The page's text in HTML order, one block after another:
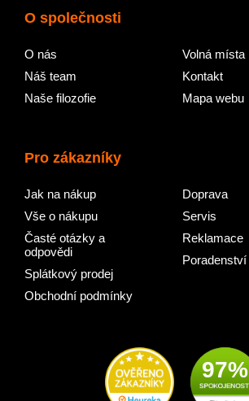
O společnosti
O nás
Náš team
Naše filozofie
Volná místa
Kontakt
Mapa webu
Pro zákazníky
Jak na nákup
Vše o nákupu
Časté otázky a
odpovědi
Splátkový prodej
Obchodní podmínky
Doprava
Servis
Reklamace
Poradenství
97%